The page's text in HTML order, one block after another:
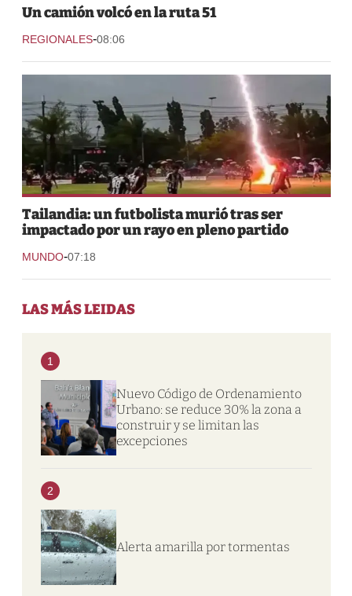
Un camión volcó en la ruta 51
REGIONALES-08:06
Tailandia: un futbolista murió tras ser
impactado por un rayo en pleno partido
MUNDO-07:18
LAS MÁS LEIDAS
1
Nuevo Código de Ordenamiento
Urbano: se reduce 30% la zona a
construir y se limitan las
excepciones
2
Alerta amarilla por tormentas